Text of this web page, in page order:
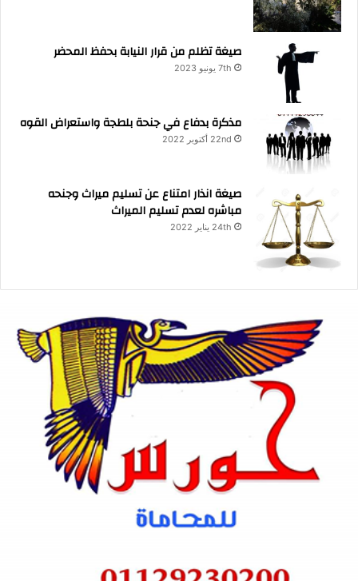
صيغة تظلم من قرار النيابة بحفظ المحضر
7th يونيو 2023
مذكرة بدفاع في جنحة بلطجة واستعراض القوه
22nd أكتوبر 2022
صيغة انذار امتناع عن تسليم ميراث وجنحه
مباشره لعدم تسليم الميراث
24th يناير 2022